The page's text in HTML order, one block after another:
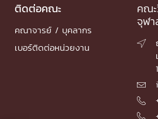
ติดต่อคณะ
คณาจารย์ / บุคลากร
เบอร์ติดต่อหน่วยงาน
คณ
จุฬ



